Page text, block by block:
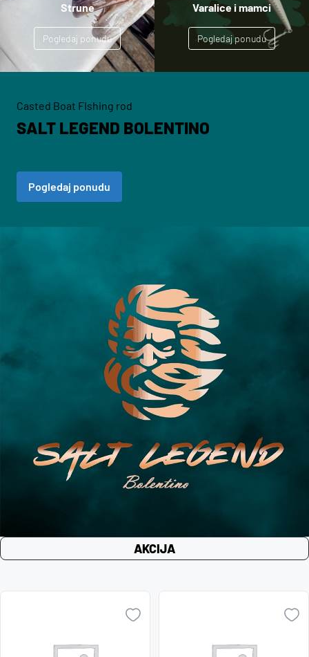
Strune
Pogledaj ponudu
Varalice i mamci
Pogledaj ponudu
Casted Boat FIshing rod
SALT LEGEND BOLENTINO
Pogledaj ponudu
AKCIJA